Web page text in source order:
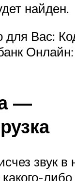
найден.
для Вас:
Онлайн:
—
звук в
либо